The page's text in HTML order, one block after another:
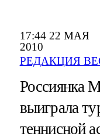
17:44 22 МАЯ
2010
РЕДАКЦИЯ
Россиянка
выиграла
теннисной